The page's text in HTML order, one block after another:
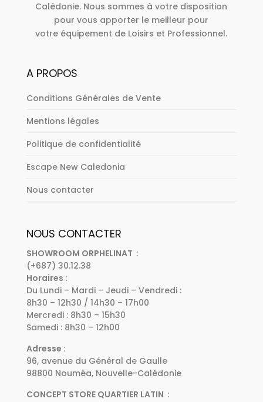
Calédonie. Nous sommes à votre disposition
pour vous apporter le meilleur pour
votre équipement de Loisirs et Professionnel.
A PROPOS
Conditions Générales de Vente
Mentions légales
Politique de confidentialité
Escape New Caledonia
Nous contacter
NOUS CONTACTER
SHOWROOM ORPHELINAT :
(+687) 30.12.38
Horaires :
Du Lundi – Mardi – Jeudi – Vendredi :
8h30 – 12h30 / 14h30 – 17h00
Mercredi : 8h30 – 15h30
Samedi : 8h30 – 12h00
Adresse :
96, avenue du Général de Gaulle
98800 Nouméa, Nouvelle-Calédonie
CONCEPT STORE QUARTIER LATIN :